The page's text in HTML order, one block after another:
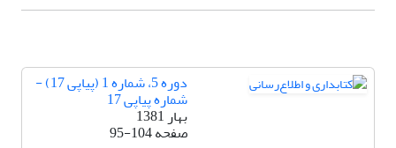
دوره 5، شماره 1 (پیاپی 17) -
شماره پیاپی 17
بهار 1381
صفحه95-104